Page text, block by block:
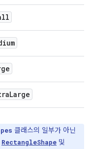
Large
클래스의 일부가 아닌
RectangleShape 및